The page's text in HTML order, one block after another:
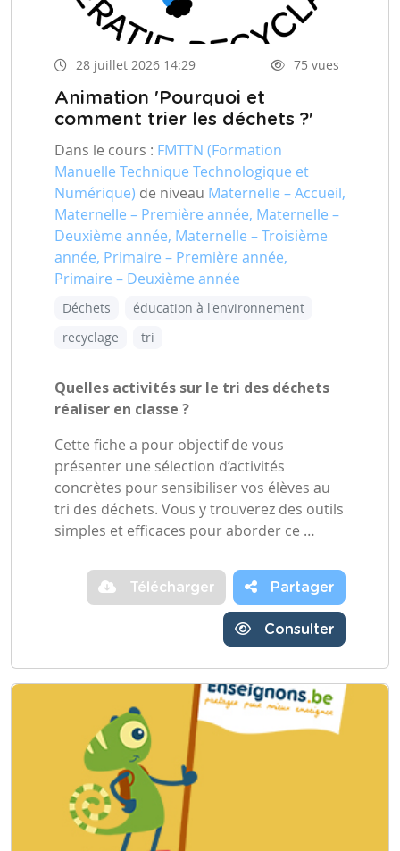
28 juillet 2026 14:29 75 vues
Animation 'Pourquoi et
comment trier les déchets ?'
Dans le cours : FMTTN (Formation
Manuelle Technique Technologique et
Numérique) de niveau Maternelle – Accueil,
Maternelle – Première année, Maternelle –
Deuxième année, Maternelle – Troisième
année, Primaire – Première année,
Primaire – Deuxième année
Déchets
éducation à l'environnement
recyclage
tri
Quelles activités sur le tri des déchets
réaliser en classe ?
Cette fiche a pour objectif de vous
présenter une sélection d’activités
concrètes pour sensibiliser vos élèves au
tri des déchets. Vous y trouverez des outils
simples et efficaces pour aborder ce …
Télécharger Partager
Consulter